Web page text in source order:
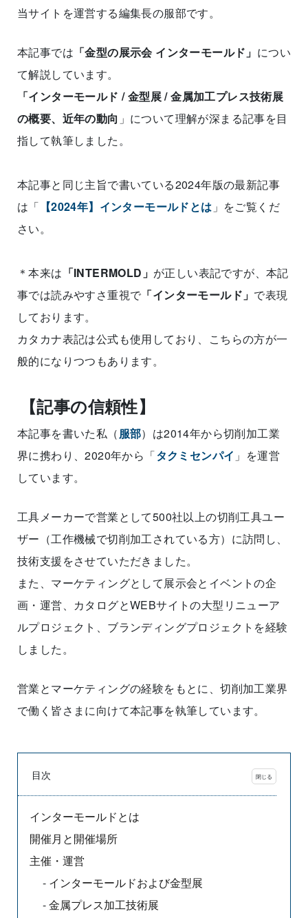
当サイトを運営する編集長の服部です。
本記事では 「金型の展示会 インターモールド」 につい
て解説しています。
「インターモールド / 金型展 / 金属加工プレス技術展
の概要、近年の動向 」について理解が深まる記事を目
指して執筆しました。
本記事と同じ主旨で書いている2024年版の最新記事
は「 【2024年】インターモールドとは 」をご覧くだ
さい。
＊本来は 「INTERMOLD」 が正しい表記ですが、本記
事では読みやすさ重視で 「インターモールド」 で表現
しております。
カタカナ表記は公式も使用しており、こちらの方が一
般的になりつつもあります。
【記事の信頼性】
本記事を書いた私（服部）は2014年から切削加工業
界に携わり、2020年から「タクミセンパイ 」を運営
しています。
工具メーカーで営業として500社以上の切削工具ユー
ザー（工作機械で切削加工されている方）に訪問し、
技術支援をさせていただきました。
また、マーケティングとして展示会とイベントの企
画・運営、カタログとWEBサイトの大型リニューア
ルプロジェクト、ブランディングプロジェクトを経験
しました。
営業とマーケティングの経験をもとに、切削加工業界
で働く皆さまに向けて本記事を執筆しています。
目次
インターモールドとは
開催月と開催場所
主催・運営
インターモールドおよび金型展
金属プレス加工技術展